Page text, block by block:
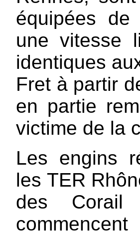
équipées de
une vitesse
identiques
Fret à partir
en partie
victime de la
Les engins
les TER
des Corail